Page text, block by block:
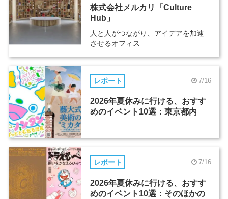
株式会社メルカリ「Culture
Hub」
人と人がつながり、アイデアを加速
させるオフィス
レポート 7/16
2026年夏休みに行ける、おすす
めのイベント10選：東京都内
レポート 7/16
2026年夏休みに行ける、おすす
めのイベント10選：そのほかの